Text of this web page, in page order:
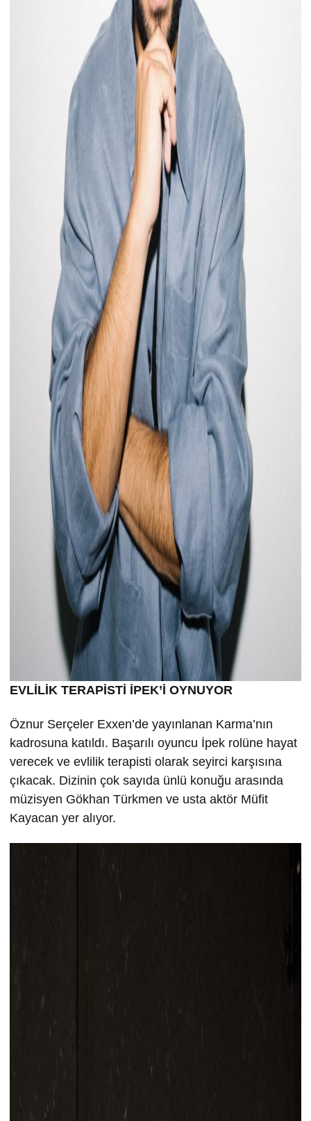
EVLİLİK TERAPİSTİ İPEK’İ OYNUYOR
Öznur Serçeler Exxen’de yayınlanan Karma’nın
kadrosuna katıldı. Başarılı oyuncu İpek rolüne hayat
verecek ve evlilik terapisti olarak seyirci karşısına
çıkacak. Dizinin çok sayıda ünlü konuğu arasında
müzisyen Gökhan Türkmen ve usta aktör Müfit
Kayacan yer alıyor.